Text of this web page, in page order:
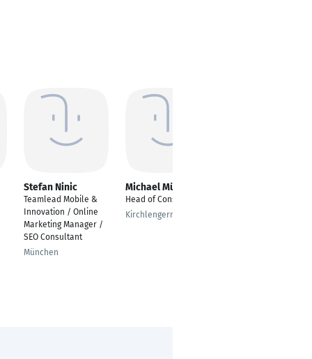
Stefan Ninic
Teamlead Mobile &
Innovation / Online
Marketing Manager /
SEO Consultant
München
Michael Müller
Head of Consulting
Kirchlengern